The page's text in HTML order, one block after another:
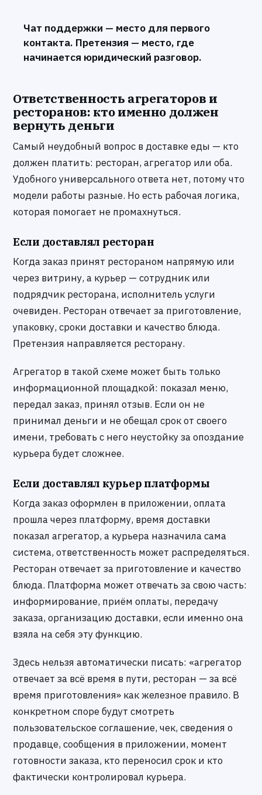
Чат поддержки — место для первого
контакта. Претензия — место, где
начинается юридический разговор.
Ответственность агрегаторов и
ресторанов: кто именно должен
вернуть деньги
Самый неудобный вопрос в доставке еды — кто
должен платить: ресторан, агрегатор или оба.
Удобного универсального ответа нет, потому что
модели работы разные. Но есть рабочая логика,
которая помогает не промахнуться.
Если доставлял ресторан
Когда заказ принят рестораном напрямую или
через витрину, а курьер — сотрудник или
подрядчик ресторана, исполнитель услуги
очевиден. Ресторан отвечает за приготовление,
упаковку, сроки доставки и качество блюда.
Претензия направляется ресторану.
Агрегатор в такой схеме может быть только
информационной площадкой: показал меню,
передал заказ, принял отзыв. Если он не
принимал деньги и не обещал срок от своего
имени, требовать с него неустойку за опоздание
курьера будет сложнее.
Если доставлял курьер платформы
Когда заказ оформлен в приложении, оплата
прошла через платформу, время доставки
показал агрегатор, а курьера назначила сама
система, ответственность может распределяться.
Ресторан отвечает за приготовление и качество
блюда. Платформа может отвечать за свою часть:
информирование, приём оплаты, передачу
заказа, организацию доставки, если именно она
взяла на себя эту функцию.
Здесь нельзя автоматически писать: «агрегатор
отвечает за всё время в пути, ресторан — за всё
время приготовления» как железное правило. В
конкретном споре будут смотреть
пользовательское соглашение, чек, сведения о
продавце, сообщения в приложении, момент
готовности заказа, кто переносил срок и кто
фактически контролировал курьера.